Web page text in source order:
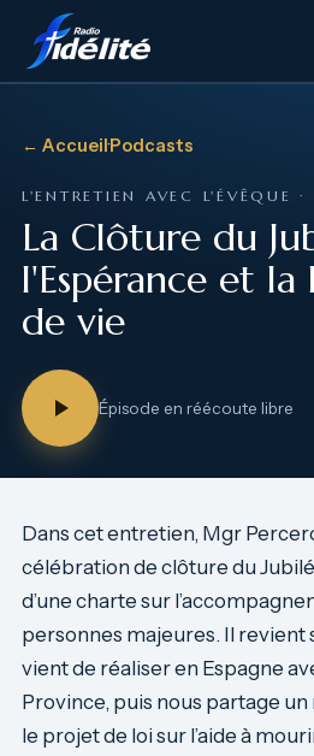
← Accueil·Podcasts
L'ENTRETIEN AVEC L'ÉVÊQUE
La Clôture du
l'Espérance et
de vie
Épisode en réécoute libre
Dans cet entretien, Mgr
célébration de clôture du
d’une charte sur
personnes majeures. Il revient
vient de réaliser en Espagne
Province, puis nous partage
le projet de loi sur l’aide à